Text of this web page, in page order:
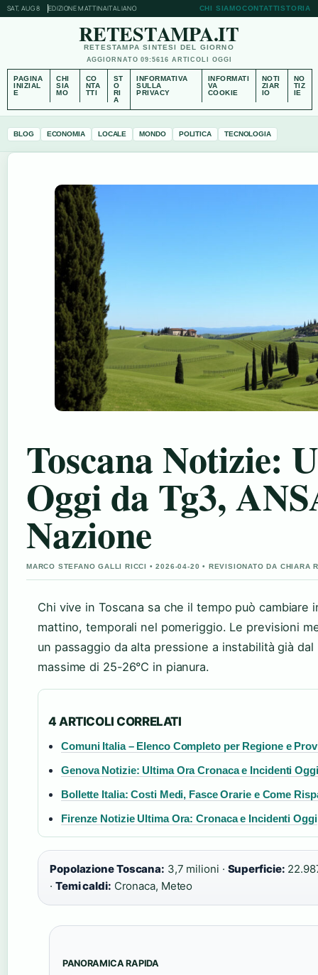
SAT, AUG 8 EDIZIONE MATTINAITALIANO CHI SIAMOCONTATTISTORIA
RETESTAMPA.IT
RETESTAMPA SINTESI DEL GIORNO
AGGIORNATO 09:5616 ARTICOLI OGGI
PAGINA
INIZIAL
E
CHI
SIA
MO
CO
NTA
TTI
ST
O
RI
A
INFORMATIVA
SULLA
PRIVACY
INFORMATI
VA
COOKIE
NOTI
ZIAR
IO
NO
TIZ
IE
BLOG ECONOMIA LOCALE MONDO POLITICA TECNOLOGIA
Toscana Notizie:
Oggi da Tg3,
Nazione
MARCO STEFANO GALLI RICCI • 2026-04-20 • REVISIONATO DA CHIARA
Chi vive in Toscana sa che il tempo può cambiare
mattino, temporali nel pomeriggio. Le previsioni
un passaggio da alta pressione a instabilità già dal
massime di 25-26°C in pianura.
4 ARTICOLI CORRELATI
Comuni Italia – Elenco Completo per Regione e
Genova Notizie: Ultima Ora Cronaca e Incidenti Oggi
Bollette Italia: Costi Medi, Fasce Orarie e Come
Firenze Notizie Ultima Ora: Cronaca e Incidenti Oggi
Popolazione Toscana: 3,7 milioni · Superficie:
· Temi caldi: Cronaca, Meteo
PANORAMICA RAPIDA